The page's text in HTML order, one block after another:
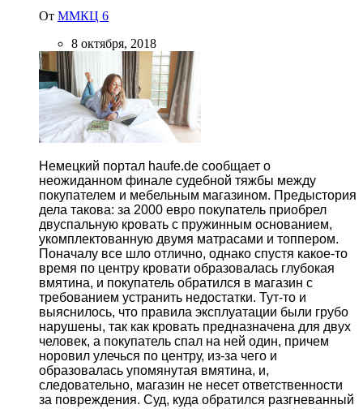
От ММКЦ 6
8 октября, 2018
Немецкий портал haufe.de сообщает о
неожиданном финале судебной тяжбы между
покупателем и мебельным магазином. Предыстория
дела такова: за 2000 евро покупатель приобрел
двуспальную кровать с пружинным основанием,
укомплектованную двумя матрасами и топпером.
Поначалу все шло отлично, однако спустя какое-то
время по центру кровати образовалась глубокая
вмятина, и покупатель обратился в магазин с
требованием устранить недостатки. Тут-то и
выяснилось, что правила эксплуатации были грубо
нарушены, так как кровать предназначена для двух
человек, а покупатель спал на ней один, причем
норовил улечься по центру, из-за чего и
образовалась упомянутая вмятина, и,
следовательно, магазин не несет ответственности
за повреждения. Суд, куда обратился разгневанный